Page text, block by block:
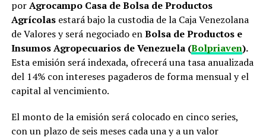
porAgrocampo Casa de Bolsa de Productos
Agrícolasestará bajo la custodia de la Caja Venezolana
de Valores y será negociado enBolsa de Productos e
Insumos Agropecuarios de Venezuela (Bolpriaven).
Esta emisión será indexada, ofrecerá una tasa anualizada
del 14% con intereses pagaderos de forma mensual y el
capital al vencimiento.
El monto de la emisión será colocado en cinco series,
con un plazo de seis meses cada una y a un valor